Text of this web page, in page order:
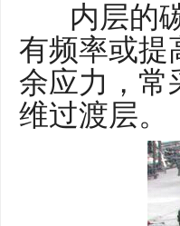
内层的碳
有频率或提
余应力，常
维